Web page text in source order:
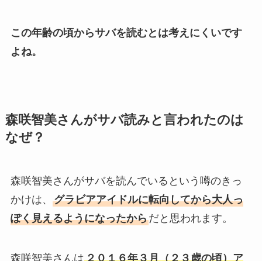
この年齢の頃からサバを読むとは考えにくいです
よね。
森咲智美さんがサバ読みと言われたのは
なぜ？
森咲智美さんがサバを読んでいるという噂のきっ
かけは、 グラビアアイドルに転向してから大人っ
ぽく見えるようになったからだと思われます。
森咲智美さんは２０１６年３月（２３歳の頃）ア